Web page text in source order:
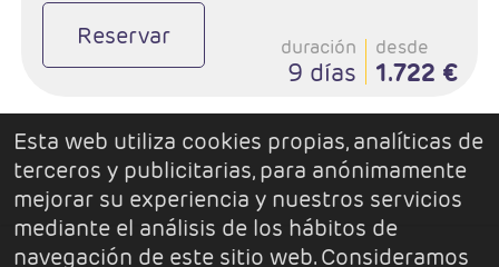
Reservar duración
9 días
desde
1.722 €
Esta web utiliza cookies propias, analíticas de
terceros y publicitarias, para anónimamente
mejorar su experiencia y nuestros servicios
mediante el análisis de los hábitos de
navegación de este sitio web. Consideramos